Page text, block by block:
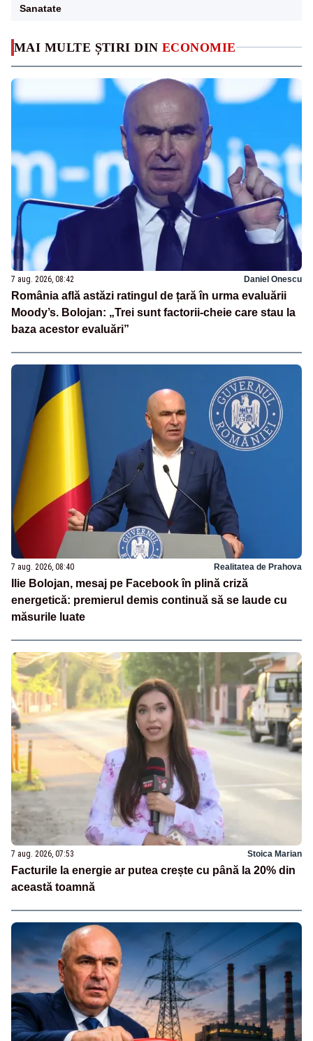
MAI MULTE ȘTIRI DIN ECONOMIE
7 aug. 2026, 08:42 Daniel Onescu
România află astăzi ratingul de țară în urma evaluării
Moody’s. Bolojan: „Trei sunt factorii-cheie care stau la
baza acestor evaluări”
7 aug. 2026, 08:40 Realitatea de Prahova
Ilie Bolojan, mesaj pe Facebook în plină criză
energetică: premierul demis continuă să se laude cu
măsurile luate
7 aug. 2026, 07:53 Stoica Marian
Facturile la energie ar putea crește cu până la 20% din
această toamnă
Sanatate